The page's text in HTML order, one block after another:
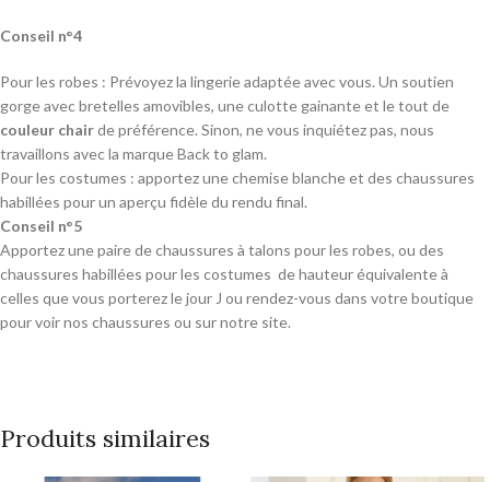
Conseil n°4
Pour les robes : Prévoyez la lingerie adaptée avec vous. Un soutien
gorge avec bretelles amovibles, une culotte gainante et le tout de
couleur chairde préférence. Sinon, ne vous inquiétez pas, nous
travaillons avec la marque Back to glam.
Pour les costumes : apportez une chemise blanche et des chaussures
habillées pour un aperçu fidèle du rendu final.
Conseil n°5
Apportez une paire de chaussures à talons pour les robes, ou des
chaussures habillées pour les costumes de hauteur équivalente à
celles que vous porterez le jour J ou rendez-vous dans votre boutique
pour voir nos chaussures ou sur notre site.
Produits similaires